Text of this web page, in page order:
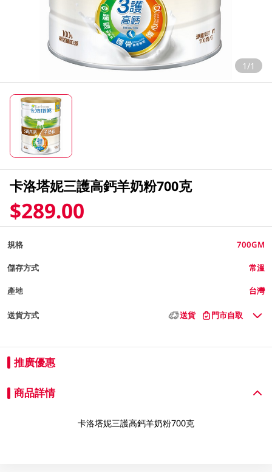
1/1
卡洛塔妮三護高鈣羊奶粉700克
$289.00
規格 700GM
儲存方式 常溫
產地 台灣
送貨方式 送貨 門市自取
推廣優惠
商品詳情
卡洛塔妮三護高鈣羊奶粉700克